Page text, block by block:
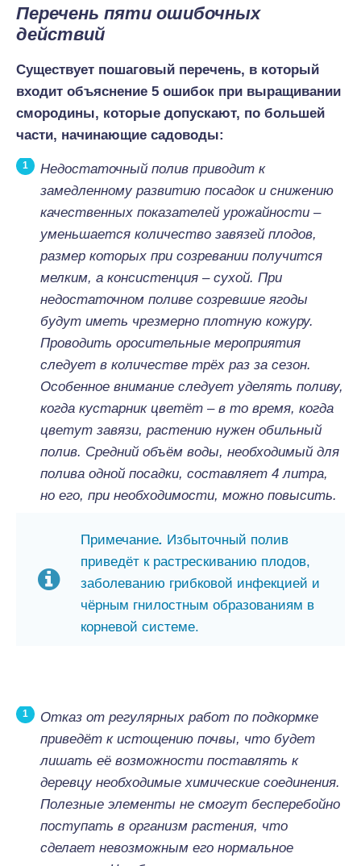
Перечень пяти ошибочных
действий
Существует пошаговый перечень, в который
входит объяснение 5 ошибок при выращивании
смородины, которые допускают, по большей
части, начинающие садоводы:
Недостаточный полив приводит к
замедленному развитию посадок и снижению
качественных показателей урожайности –
уменьшается количество завязей плодов,
размер которых при созревании получится
мелким, а консистенция – сухой. При
недостаточном поливе созревшие ягоды
будут иметь чрезмерно плотную кожуру.
Проводить оросительные мероприятия
следует в количестве трёх раз за сезон.
Особенное внимание следует уделять поливу,
когда кустарник цветёт – в то время, когда
цветут завязи, растению нужен обильный
полив. Средний объём воды, необходимый для
полива одной посадки, составляет 4 литра,
но его, при необходимости, можно повысить.
Примечание. Избыточный полив
приведёт к растрескиванию плодов,
заболеванию грибковой инфекцией и
чёрным гнилостным образованиям в
корневой системе.
Отказ от регулярных работ по подкормке
приведёт к истощению почвы, что будет
лишать её возможности поставлять к
деревцу необходимые химические соединения.
Полезные элементы не смогут бесперебойно
поступать в организм растения, что
сделает невозможным его нормальное